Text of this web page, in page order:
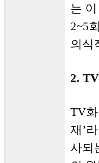
는
2~5
의식
2.
TV
재’
사되